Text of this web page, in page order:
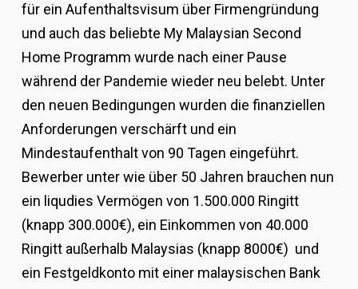
für ein Aufenthaltsvisum über Firmengründung
und auch das beliebte My Malaysian Second
Home Programm wurde nach einer Pause
während der Pandemie wieder neu belebt. Unter
den neuen Bedingungen wurden die finanziellen
Anforderungen verschärft und ein
Mindestaufenthalt von 90 Tagen eingeführt.
Bewerber unter wie über 50 Jahren brauchen nun
ein liqudies Vermögen von 1.500.000 Ringitt
(knapp 300.000€), ein Einkommen von 40.000
Ringitt außerhalb Malaysias (knapp 8000€) und
ein Festgeldkonto mit einer malaysischen Bank